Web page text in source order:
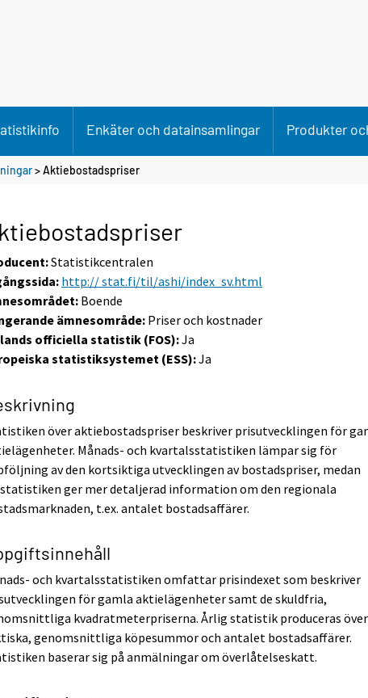
Enkäter och datainsamlingar Produkter
> Aktiebostadspriser
Statistikcentralen
http:// stat.fi/til/ashi/index_sv.html
Boende
ämnesområde: Priser och kostnader
officiella statistik (FOS):Ja
statistiksystemet (ESS):Ja
över aktiebostadspriser beskriver prisutvecklingen för
Månads- och kvartalsstatistiken lämpar sig för
av den kortsiktiga utvecklingen av bostadspriser, medan
ger mer detaljerad information om den regionala
t.ex. antalet bostadsaffärer.
och kvartalsstatistiken omfattar prisindexet som beskriver
för gamla aktielägenheter samt de skuldfria,
kvadratmeterpriserna. Årlig statistik produceras över
genomsnittliga köpesummor och antalet bostadsaffärer.
baserar sig på anmälningar om överlåtelseskatt.